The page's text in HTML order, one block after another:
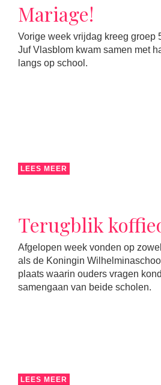
Mariage!
Vorige week vrijdag kreeg groep
Juf Vlasblom kwam samen met
langs op school.
LEES MEER
Terugblik
Afgelopen week vonden op
als de Koningin
plaats waarin ouders vragen
samengaan van beide scholen.
LEES MEER